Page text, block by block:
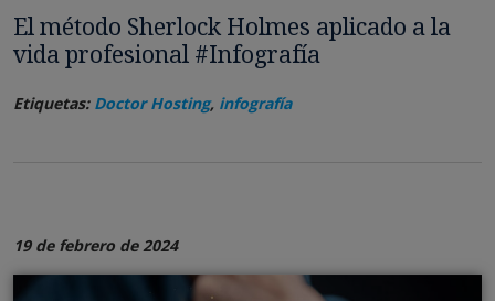
El método Sherlock Holmes aplicado a la
vida profesional #Infografía
Etiquetas: Doctor Hosting, infografía
19 de febrero de 2024